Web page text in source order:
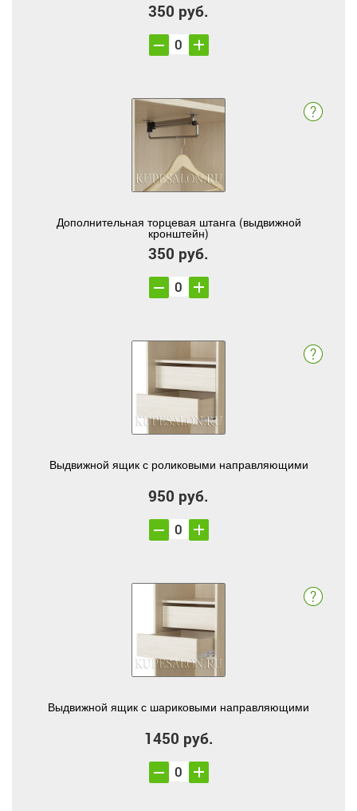
350 руб.
Дополнительная торцевая штанга (выдвижной
кронштейн)
350 руб.
Выдвижной ящик с роликовыми направляющими
950 руб.
Выдвижной ящик с шариковыми направляющими
1450 руб.